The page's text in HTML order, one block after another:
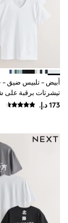
Styles
Outfits
T-Shirts
Shorts
& Clogs
Sun Safe
Vests
Dresses
Outfits
Rompers
& Caps
المتعدد الطبقات